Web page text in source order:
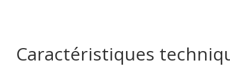
Caractéristiques